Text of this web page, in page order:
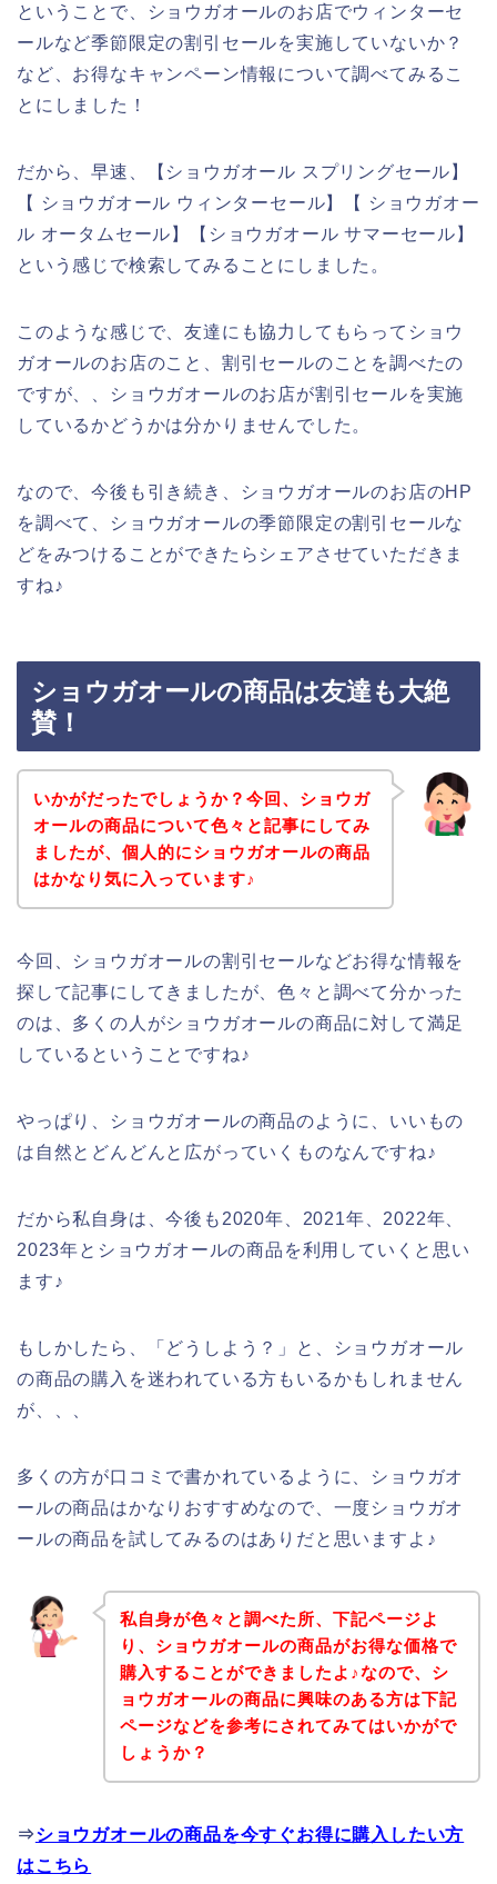
ということで、ショウガオールのお店でウィンターセ
ールなど季節限定の割引セールを実施していないか？
など、お得なキャンペーン情報について調べてみるこ
とにしました！
だから、早速、【ショウガオール スプリングセール】
【 ショウガオール ウィンターセール】【 ショウガオー
ル オータムセール】【ショウガオール サマーセール】
という感じで検索してみることにしました。
このような感じで、友達にも協力してもらってショウ
ガオールのお店のこと、割引セールのことを調べたの
ですが、、ショウガオールのお店が割引セールを実施
しているかどうかは分かりませんでした。
なので、今後も引き続き、ショウガオールのお店のHP
を調べて、ショウガオールの季節限定の割引セールな
どをみつけることができたらシェアさせていただきま
すね♪
ショウガオールの商品は友達も大絶
賛！
いかがだったでしょうか？今回、ショウガ
オールの商品について色々と記事にしてみ
ましたが、個人的にショウガオールの商品
はかなり気に入っています♪
今回、ショウガオールの割引セールなどお得な情報を
探して記事にしてきましたが、色々と調べて分かった
のは、多くの人がショウガオールの商品に対して満足
しているということですね♪
やっぱり、ショウガオールの商品のように、いいもの
は自然とどんどんと広がっていくものなんですね♪
だから私自身は、今後も2020年、2021年、2022年、
2023年とショウガオールの商品を利用していくと思い
ます♪
もしかしたら、「どうしよう？」と、ショウガオール
の商品の購入を迷われている方もいるかもしれません
が、、、
多くの方が口コミで書かれているように、ショウガオ
ールの商品はかなりおすすめなので、一度ショウガオ
ールの商品を試してみるのはありだと思いますよ♪
私自身が色々と調べた所、下記ページよ
り、ショウガオールの商品がお得な価格で
購入することができましたよ♪なので、シ
ョウガオールの商品に興味のある方は下記
ページなどを参考にされてみてはいかがで
しょうか？
⇒ショウガオールの商品を今すぐお得に購入したい方
はこちら